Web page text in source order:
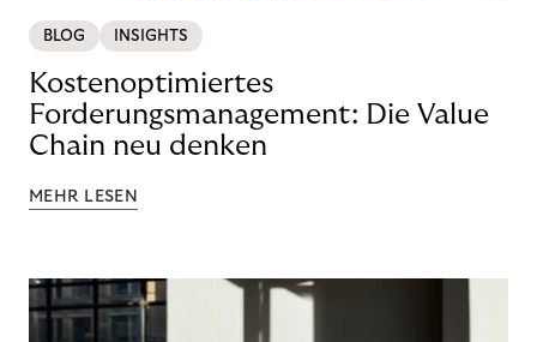
BLOG INSIGHTS
Kostenoptimiertes
Forderungsmanagement: Die Value
Chain neu denken
MEHR LESEN